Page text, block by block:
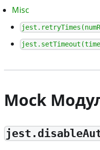
Misc
Mock